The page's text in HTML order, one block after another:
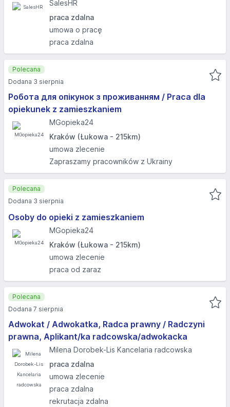
SalesHR
praca zdalna
umowa o pracę
praca zdalna
Робота для опікунок з проживанням / Praca dla
opiekunek z zamieszkaniem
MGopieka24
Kraków (Łukowa - 215km)
umowa zlecenie
Zapraszamy pracowników z Ukrainy
Polecana
Dodana 3 sierpnia
Osoby do opieki z zamieszkaniem
MGopieka24
Kraków (Łukowa - 215km)
umowa zlecenie
praca od zaraz
Polecana
Dodana 3 sierpnia
Adwokat / Adwokatka, Radca prawny / Radczyni
prawna, Aplikant/ka radcowska/adwokacka
Milena Dorobek-Lis Kancelaria radcowska
praca zdalna
umowa zlecenie
praca zdalna
rekrutacja zdalna
Polecana
Dodana 7 sierpnia